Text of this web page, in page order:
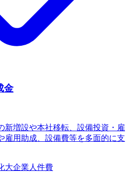
金
新増設や本社移転、設備投資・雇
雇用助成、設備費等を多面的に支
大企業 人件費